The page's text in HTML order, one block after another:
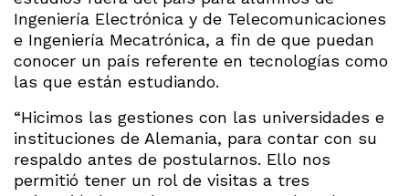
Ingeniería Electrónica y de Telecomunicaciones
e Ingeniería Mecatrónica, a fin de que puedan
conocer un país referente en tecnologías como
las que están estudiando.
“Hicimos las gestiones con las universidades e
instituciones de Alemania, para contar con su
respaldo antes de postularnos. Ello nos
permitió tener un rol de visitas a tres